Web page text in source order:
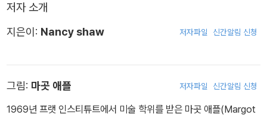
저자 소개
지은이: Nancy shaw 저자파일 신간알림 신청
그림: 마곳 애플 저자파일 신간알림 신청
1969년 프랫 인스티튜트에서 미술 학위를 받은 마곳 애플(Margot